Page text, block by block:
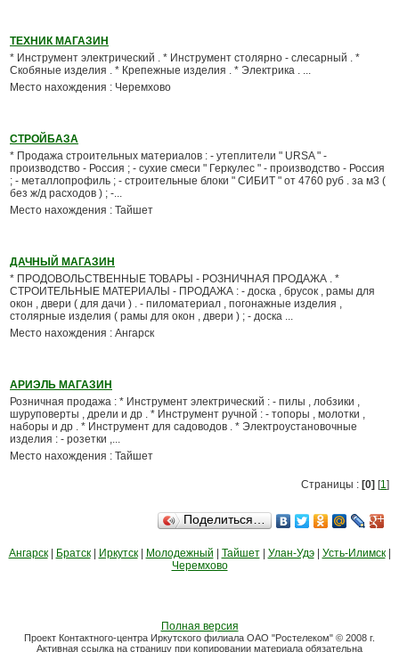
ТЕХНИК МАГАЗИН
* Инструмент электрический . * Инструмент столярно - слесарный . *
Скобяные изделия . * Крепежные изделия . * Электрика . ...
Место нахождения : Черемхово
СТРОЙБАЗА
* Продажа строительных материалов : - утеплители " URSA " -
производство - Россия ; - сухие смеси " Геркулес " - производство - Россия
; - металлопрофиль ; - строительные блоки " СИБИТ " от 4760 руб . за м3 (
без ж/д расходов ) ; -...
Место нахождения : Тайшет
ДАЧНЫЙ МАГАЗИН
* ПРОДОВОЛЬСТВЕННЫЕ ТОВАРЫ - РОЗНИЧНАЯ ПРОДАЖА . *
СТРОИТЕЛЬНЫЕ МАТЕРИАЛЫ - ПРОДАЖА : - доска , брусок , рамы для
окон , двери ( для дачи ) . - пиломатериал , погонажные изделия ,
столярные изделия ( рамы для окон , двери ) ; - доска ...
Место нахождения : Ангарск
АРИЭЛЬ МАГАЗИН
Розничная продажа : * Инструмент электрический : - пилы , лобзики ,
шуруповерты , дрели и др . * Инструмент ручной : - топоры , молотки ,
наборы и др . * Инструмент для садоводов . * Электроустановочные
изделия : - розетки ,...
Место нахождения : Тайшет
Страницы : [0] [1]
Поделиться…
Ангарск| Братск| Иркутск| Молодежный Тайшет| Улан-Удэ| Усть-Илимск|
Черемхово
Полная версия
Проект Контактного-центра Иркутского филиала ОАО "Ростелеком" © 2008 г.
Активная ссылка на страницу при копировании материала обязательна